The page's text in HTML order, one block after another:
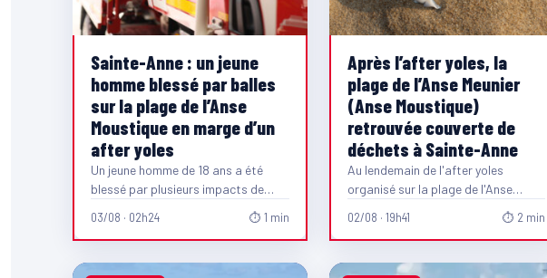
Sainte-Anne : un jeune
homme blessé par balles
sur la plage de l’Anse
Moustique en marge d’un
after yoles
Un jeune homme de 18 ans a été
blessé par plusieurs impacts de
03/08 · 02h24 ⏱ 1 min
Après l’after yoles, la
plage de l’Anse Meunier
(Anse Moustique)
retrouvée couverte de
déchets à Sainte-Anne
Au lendemain de l'after yoles
organisé sur la plage de l'Anse
Meunier (Anse Moustique), à Sainte-
Anne, le constat…
02/08 · 19h41 ⏱ 2 min